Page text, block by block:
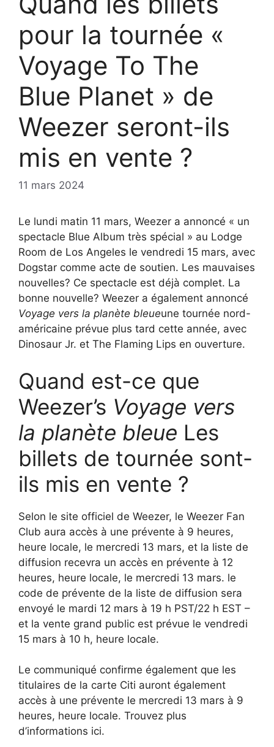
pour la tournée «
Voyage To The
Blue Planet » de
Weezer seront-ils
mis en vente ?
11 mars 2024
Le lundi matin 11 mars, Weezer a annoncé « un
spectacle Blue Album très spécial » au Lodge
Room de Los Angeles le vendredi 15 mars, avec
Dogstar comme acte de soutien. Les mauvaises
nouvelles? Ce spectacle est déjà complet. La
bonne nouvelle? Weezer a également annoncé
Voyage vers la planète bleueune tournée nord-
américaine prévue plus tard cette année, avec
Dinosaur Jr. et The Flaming Lips en ouverture.
Quand est-ce que
Weezer’s Voyage vers
la planète bleue Les
billets de tournée sont-
ils mis en vente ?
Selon le site officiel de Weezer, le Weezer Fan
Club aura accès à une prévente à 9 heures,
heure locale, le mercredi 13 mars, et la liste de
diffusion recevra un accès en prévente à 12
heures, heure locale, le mercredi 13 mars. le
code de prévente de la liste de diffusion sera
envoyé le mardi 12 mars à 19 h PST/22 h EST –
et la vente grand public est prévue le vendredi
15 mars à 10 h, heure locale.
Le communiqué confirme également que les
titulaires de la carte Citi auront également
accès à une prévente le mercredi 13 mars à 9
heures, heure locale. Trouvez plus
d’informations ici.